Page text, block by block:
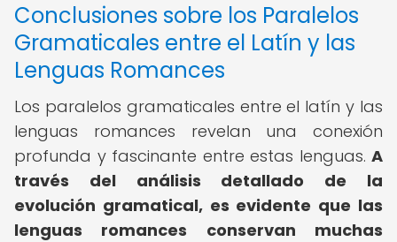
Conclusiones sobre los Paralelos
Gramaticales entre el Latín y las
Lenguas Romances
Los paralelos gramaticales entre el latín y las
lenguas romances revelan una conexión
profunda y fascinante entre estas lenguas. A
través del análisis detallado de la
evolución gramatical, es evidente que las
lenguas romances conservan muchas